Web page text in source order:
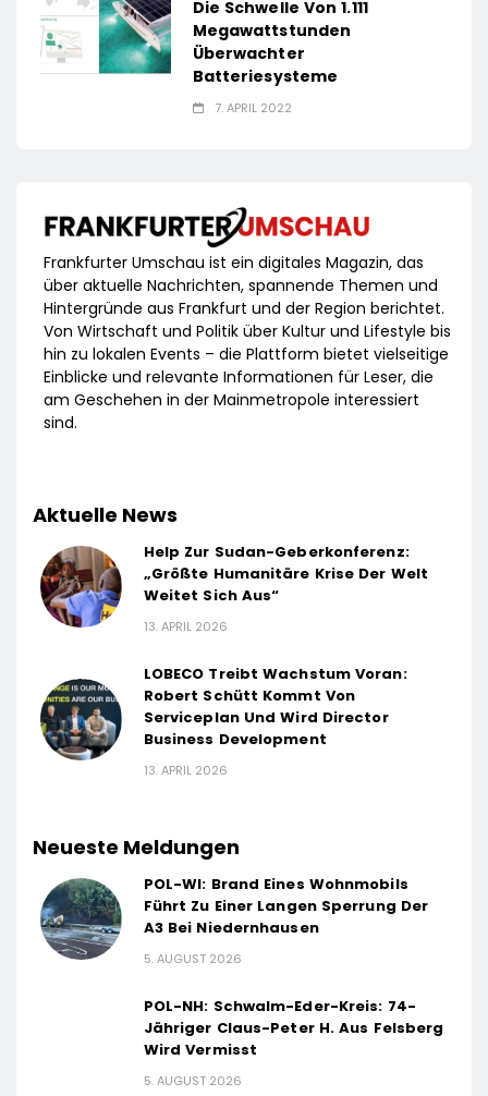
Die Schwelle Von 1.111
Megawattstunden
Überwachter
Batteriesysteme
7. APRIL 2022
Frankfurter Umschau ist ein digitales Magazin, das
über aktuelle Nachrichten, spannende Themen und
Hintergründe aus Frankfurt und der Region berichtet.
Von Wirtschaft und Politik über Kultur und Lifestyle bis
hin zu lokalen Events – die Plattform bietet vielseitige
Einblicke und relevante Informationen für Leser, die
am Geschehen in der Mainmetropole interessiert
sind.
Aktuelle News
Help Zur Sudan-Geberkonferenz:
„Größte Humanitäre Krise Der Welt
Weitet Sich Aus“
13. APRIL 2026
LOBECO Treibt Wachstum Voran:
Robert Schütt Kommt Von
Serviceplan Und Wird Director
Business Development
13. APRIL 2026
Neueste Meldungen
POL-WI: Brand Eines Wohnmobils
Führt Zu Einer Langen Sperrung Der
A3 Bei Niedernhausen
5. AUGUST 2026
POL-NH: Schwalm-Eder-Kreis: 74-
Jähriger Claus-Peter H. Aus Felsberg
Wird Vermisst
5. AUGUST 2026